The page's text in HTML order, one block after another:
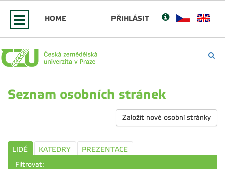
HOME PŘIHLÁSIT
Seznam osobních stránek
Založit nové osobní stránky
LIDÉ KATEDRY
PREZENTACE
Filtrovat: